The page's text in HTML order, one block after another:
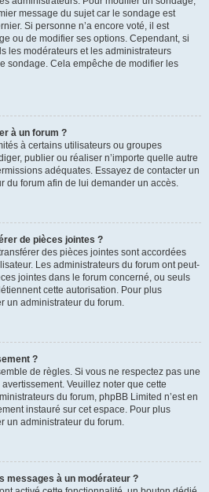
message du sujet car le sondage est
Si personne n’a encore voté, il est
ou de modifier ses options. Cependant, si
les modérateurs et les administrateurs
sondage. Cela empêche de modifier les
à un forum ?
à certains utilisateurs ou groupes
publier ou réaliser n’importe quelle autre
adéquates. Essayez de contacter un
du forum afin de lui demander un accès.
de pièces jointes ?
des pièces jointes sont accordées
Les administrateurs du forum ont peut-
jointes dans le forum concerné, ou seuls
cette autorisation. Pour plus
un administrateur du forum.
?
de règles. Si vous ne respectez pas une
Veuillez noter que cette
du forum, phpBB Limited n’est en
instauré sur cet espace. Pour plus
un administrateur du forum.
messages à un modérateur ?